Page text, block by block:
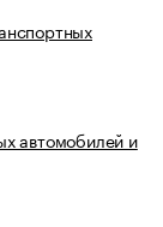
автомобилей и